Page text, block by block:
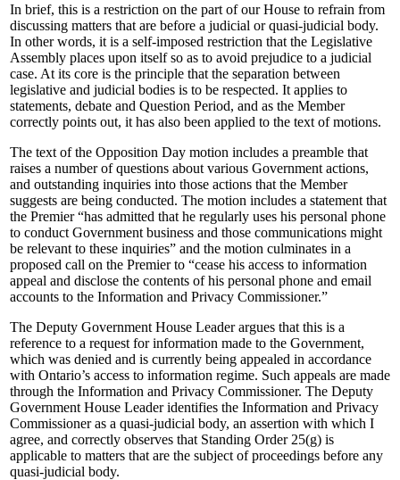
In brief, this is a restriction on the part of our House to refrain from
discussing matters that are before a judicial or quasi-judicial body.
In other words, it is a self-imposed restriction that the Legislative
Assembly places upon itself so as to avoid prejudice to a judicial
case. At its core is the principle that the separation between
legislative and judicial bodies is to be respected. It applies to
statements, debate and Question Period, and as the Member
correctly points out, it has also been applied to the text of motions.
The text of the Opposition Day motion includes a preamble that
raises a number of questions about various Government actions,
and outstanding inquiries into those actions that the Member
suggests are being conducted. The motion includes a statement that
the Premier “has admitted that he regularly uses his personal phone
to conduct Government business and those communications might
be relevant to these inquiries” and the motion culminates in a
proposed call on the Premier to “cease his access to information
appeal and disclose the contents of his personal phone and email
accounts to the Information and Privacy Commissioner.”
The Deputy Government House Leader argues that this is a
reference to a request for information made to the Government,
which was denied and is currently being appealed in accordance
with Ontario’s access to information regime. Such appeals are made
through the Information and Privacy Commissioner. The Deputy
Government House Leader identifies the Information and Privacy
Commissioner as a quasi-judicial body, an assertion with which I
agree, and correctly observes that Standing Order 25(g) is
applicable to matters that are the subject of proceedings before any
quasi-judicial body.